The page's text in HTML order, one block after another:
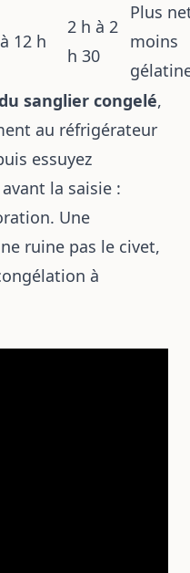
12 h
2 h à 2
h 30
Plus
moins
sanglier congelé,
au réfrigérateur
essuyez
la saisie :
Une
ruine pas le civet,
à